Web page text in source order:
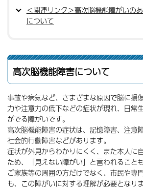
＜関連リンク＞高次脳機能障がいの
について
高次脳機能障害について
事故や病気など、さまざまな原因で脳に損
力や注意力の低下などの症状が現れ、日常
がでる障がいです。
高次脳機能障害の症状は、記憶障害、注意
社会的行動障害などがあります。
症状が外見からわかりにくく、また本人に
ため、「見えない障がい」と言われること
ご家族等の周囲の方だけでなく、市民や専
も、この障がいに対する理解が必要となりま